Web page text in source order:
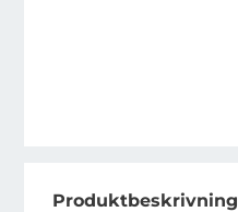
Produktbeskrivning